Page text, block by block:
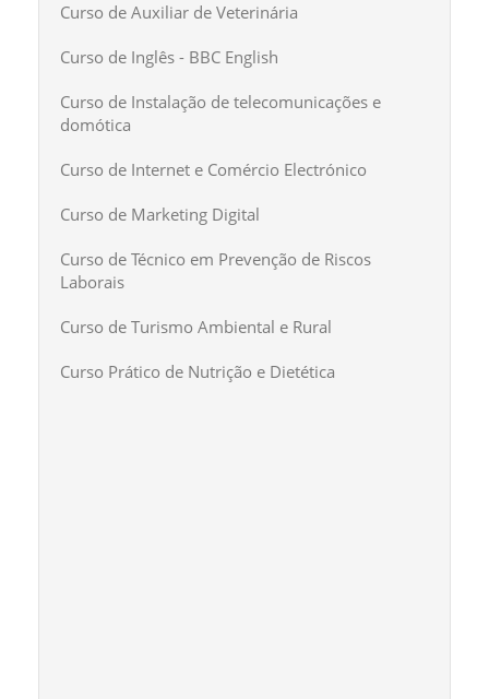
Curso de Auxiliar de Veterinária
Curso de Inglês - BBC English
Curso de Instalação de telecomunicações e
domótica
Curso de Internet e Comércio Electrónico
Curso de Marketing Digital
Curso de Técnico em Prevenção de Riscos
Laborais
Curso de Turismo Ambiental e Rural
Curso Prático de Nutrição e Dietética